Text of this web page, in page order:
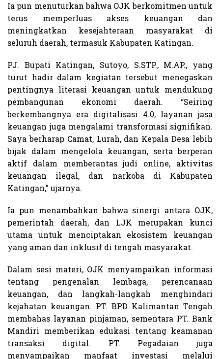
Ia pun menuturkan bahwa OJK berkomitmen untuk
terus memperluas akses keuangan dan
meningkatkan kesejahteraan masyarakat di
seluruh daerah, termasuk Kabupaten Katingan.
PJ. Bupati Katingan, Sutoyo, S.STP., M.AP., yang
turut hadir dalam kegiatan tersebut menegaskan
pentingnya literasi keuangan untuk mendukung
pembangunan ekonomi daerah. “Seiring
berkembangnya era digitalisasi 4.0, layanan jasa
keuangan juga mengalami transformasi signifikan.
Saya berharap Camat, Lurah, dan Kepala Desa lebih
bijak dalam mengelola keuangan, serta berperan
aktif dalam memberantas judi online, aktivitas
keuangan ilegal, dan narkoba di Kabupaten
Katingan,” ujarnya.
Ia pun menambahkan bahwa sinergi antara OJK,
pemerintah daerah, dan LJK merupakan kunci
utama untuk menciptakan ekosistem keuangan
yang aman dan inklusif di tengah masyarakat.
Dalam sesi materi, OJK menyampaikan informasi
tentang pengenalan lembaga, perencanaan
keuangan, dan langkah-langkah menghindari
kejahatan keuangan. PT. BPD Kalimantan Tengah
membahas layanan pinjaman, sementara PT. Bank
Mandiri memberikan edukasi tentang keamanan
transaksi digital. PT. Pegadaian juga
menyampaikan manfaat investasi melalui